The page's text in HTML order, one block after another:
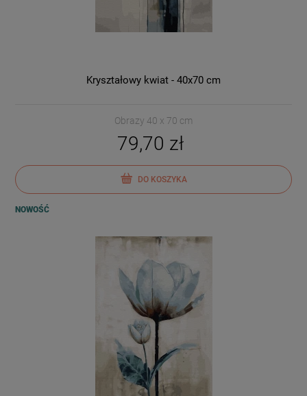
Kryształowy kwiat - 40x70 cm
Obrazy 40 x 70 cm
79,70 zł
DO KOSZYKA
NOWOŚĆ